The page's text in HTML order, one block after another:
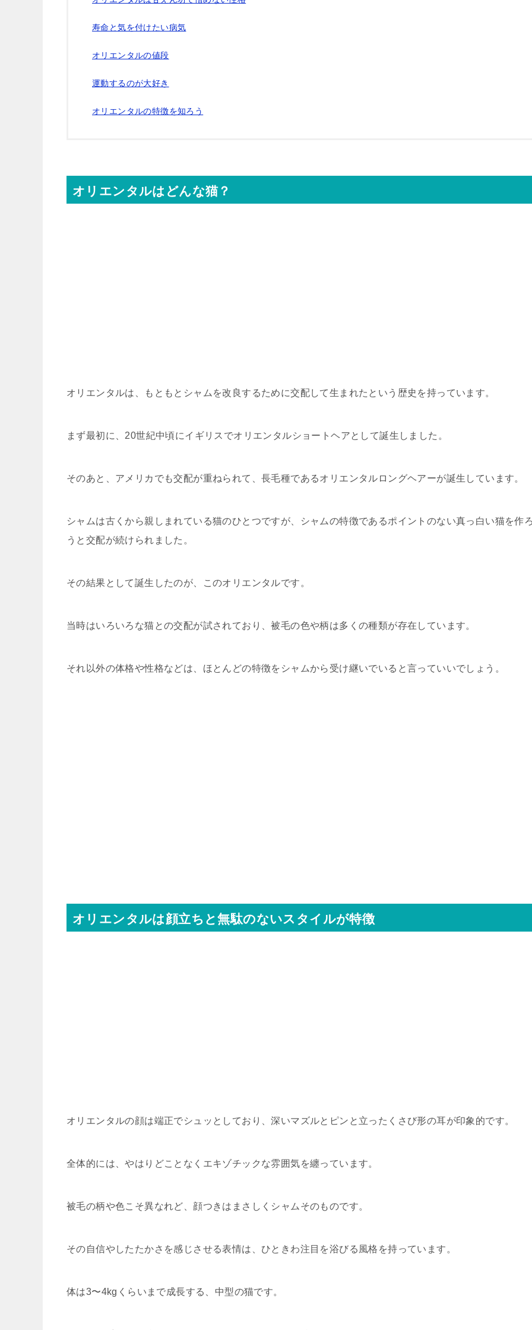
寿命と気を付けたい病気
オリエンタルの値段
運動するのが大好き
オリエンタルの特徴を知ろう
オリエンタルはどんな猫？
オリエンタルは、もともとシャムを改良するために交配して生まれたという歴史を持っています。
まず最初に、20世紀中頃にイギリスでオリエンタルショートヘアとして誕生しました。
そのあと、アメリカでも交配が重ねられて、長毛種であるオリエンタルロングヘアーが誕生しています。
シャムは古くから親しまれている猫のひとつですが、シャムの特徴であるポイントのない真っ白い猫を作
うと交配が続けられました。
その結果として誕生したのが、このオリエンタルです。
当時はいろいろな猫との交配が試されており、被毛の色や柄は多くの種類が存在しています。
それ以外の体格や性格などは、ほとんどの特徴をシャムから受け継いでいると言っていいでしょう。
オリエンタルは顔立ちと無駄のないスタイルが特徴
オリエンタルの顔は端正でシュッとしており、深いマズルとピンと立ったくさび形の耳が印象的です。
全体的には、やはりどことなくエキゾチックな雰囲気を纏っています。
被毛の柄や色こそ異なれど、顔つきはまさしくシャムそのものです。
その自信やしたたかさを感じさせる表情は、ひときわ注目を浴びる風格を持っています。
体は3〜4kgくらいまで成長する、中型の猫です。